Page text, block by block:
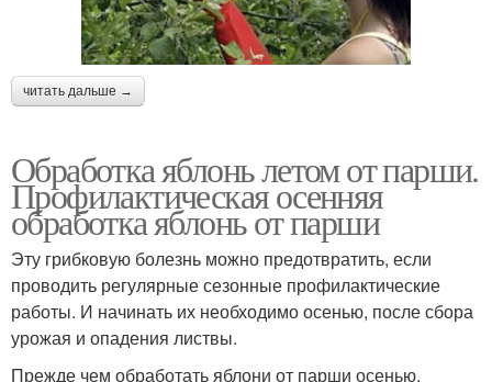
читать дальше →
Обработка яблонь летом от парши.
Профилактическая осенняя
обработка яблонь от парши
Эту грибковую болезнь можно предотвратить, если
проводить регулярные сезонные профилактические
работы. И начинать их необходимо осенью, после сбора
урожая и опадения листвы.
Прежде чем обработать яблони от парши осенью,